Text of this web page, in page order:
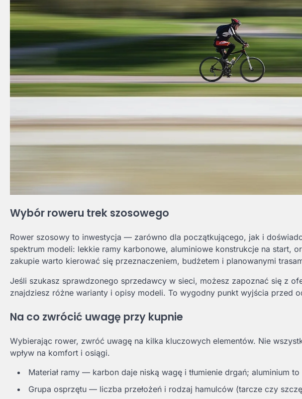
Wybór roweru trek szosowego
Rower szosowy to inwestycja — zarówno dla początkującego, jak i
spektrum modeli: lekkie ramy karbonowe, aluminiowe konstrukcje na start,
zakupie warto kierować się przeznaczeniem, budżetem i planowanymi
Jeśli szukasz sprawdzonego sprzedawcy w sieci, możesz zapoznać się z
znajdziesz różne warianty i opisy modeli. To wygodny punkt wyjścia przed
Na co zwrócić uwagę przy kupnie
Wybierając rower, zwróć uwagę na kilka kluczowych elementów. Nie
wpływ na komfort i osiągi.
Materiał ramy — karbon daje niską wagę i tłumienie drgań; aluminium
Grupa osprzętu — liczba przełożeń i rodzaj hamulców (tarcze czy